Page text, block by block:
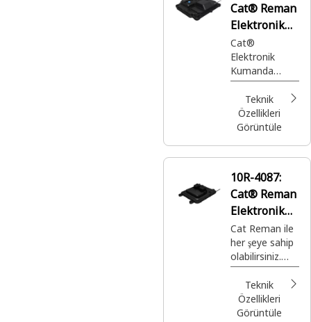
Cat® Reman
Elektronik
Kontrol
Modülü
(ECM)
Cat®
Elektronik
Kumanda
Grubu
Teknik
Özellikleri
Görüntüle
10R-4087:
Cat® Reman
Elektronik
Kontrol
Modülü
(ECM)
Cat Reman ile
her şeye sahip
olabilirsiniz.
Doğru
zamanda ve
yerde
kullanmanız
Teknik
Özellikleri
Görüntüle